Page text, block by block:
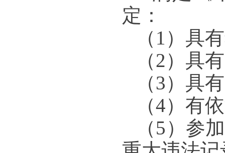
定：
（1）具
（2）具
（3）具
（4）有
（5）参